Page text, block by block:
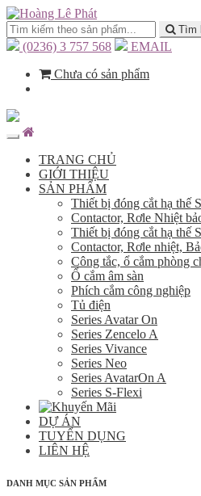
Tìm
(0236) 3 757 568
EMAIL
Chưa có sản phẩm
TRANG CHỦ
GIỚI THIỆU
SẢN PHẨM
Thiết bị đóng cắt hạ thế
Contactor, Rơle Nhiệt
Thiết bị đóng cắt hạ thế
Contactor, Rơle nhiệt,
Công tắc, ổ cắm phòng
Ổ cắm âm sàn
Phích cắm công nghiệp
Tủ điện
Series Avatar On
Series Zencelo A
Series Vivance
Series Neo
Series AvatarOn A
Series S-Flexi
DỰ ÁN
TUYỂN DỤNG
LIÊN HỆ
DANH MỤC SẢN PHẨM